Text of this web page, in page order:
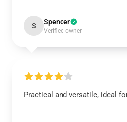
S Spencer
Verified owner
Practical and versatile, ideal